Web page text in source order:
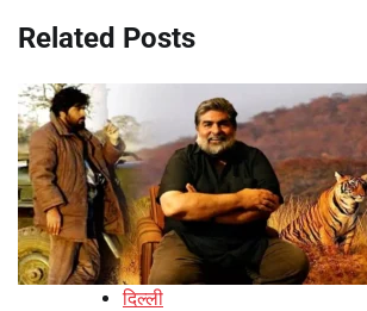
Related Posts
दिल्ली